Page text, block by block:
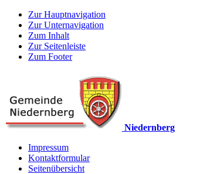
Zur Hauptnavigation
Zur Unternavigation
Zum Inhalt
Zur Seitenleiste
Zum Footer
Niedernberg
Impressum
Kontaktformular
Seitenübersicht